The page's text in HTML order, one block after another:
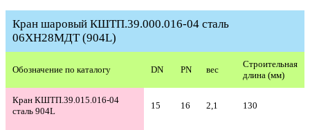
Кран шаровый КШТП.39.000.016-04 сталь
06ХН28МДТ (904L)
Обозначение по каталогу DN PN вес
Строительная
длина (мм)
Кран КШТП.39.015.016-04
сталь 904L
15 16 2,1 130